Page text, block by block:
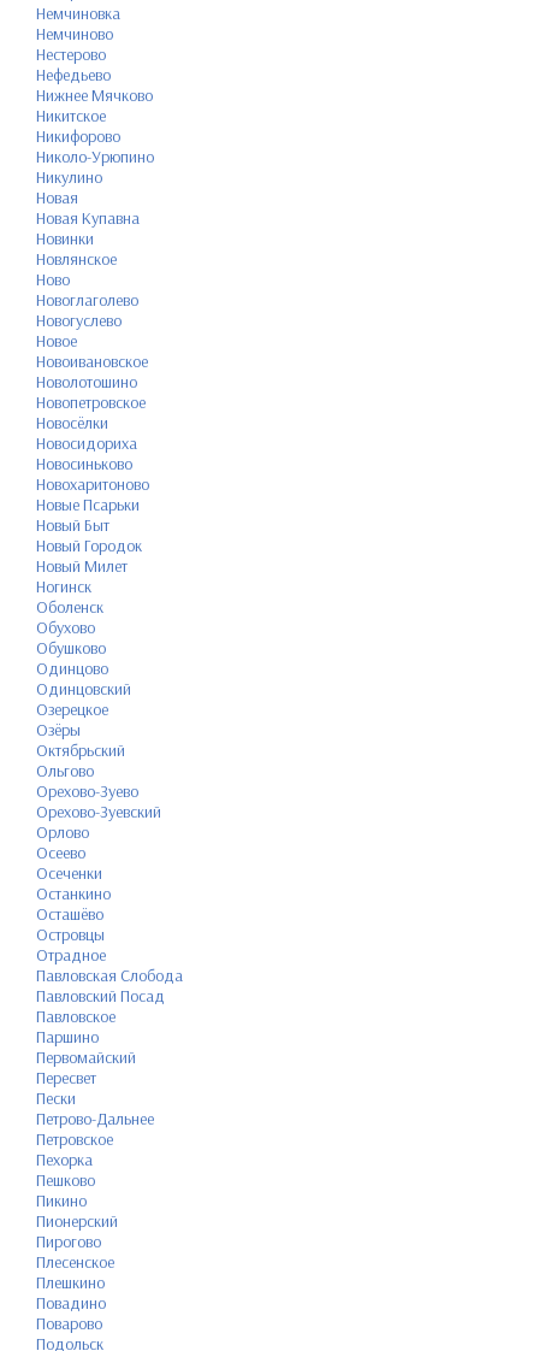
Немчиновка
Немчиново
Нестерово
Нефедьево
Нижнее Мячково
Никитское
Никифорово
Николо-Урюпино
Никулино
Новая
Новая Купавна
Новинки
Новлянское
Ново
Новоглаголево
Новогуслево
Новое
Новоивановское
Новолотошино
Новопетровское
Новосёлки
Новосидориха
Новосиньково
Новохаритоново
Новые Псарьки
Новый Быт
Новый Городок
Новый Милет
Ногинск
Оболенск
Обухово
Обушково
Одинцово
Одинцовский
Озерецкое
Озёры
Октябрьский
Ольгово
Орехово-Зуево
Орехово-Зуевский
Орлово
Осеево
Осеченки
Останкино
Осташёво
Островцы
Отрадное
Павловская Слобода
Павловский Посад
Павловское
Паршино
Первомайский
Пересвет
Пески
Петрово-Дальнее
Петровское
Пехорка
Пешково
Пикино
Пионерский
Пирогово
Плесенское
Плешкино
Повадино
Поварово
Подольск